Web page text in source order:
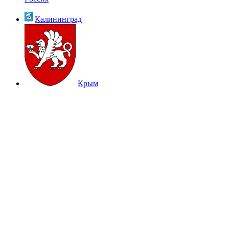
Калининград
Крым